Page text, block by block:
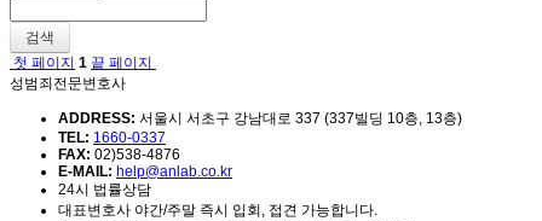
검색
첫 페이지 1 끝 페이지
성범죄전문변호사
ADDRESS: 서울시 서초구 강남대로 337 (337빌딩 10층, 13층)
TEL: 1660-0337
FAX: 02)538-4876
E-MAIL: help@anlab.co.kr
24시 법률상담
대표변호사 야간/주말 즉시 입회, 접견 가능합니다.